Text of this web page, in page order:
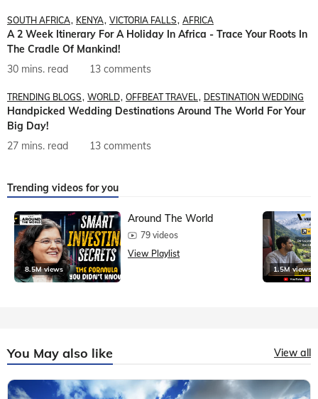
SOUTH AFRICA KENYA VICTORIA FALLS AFRICA
A 2 Week Itinerary For A Holiday In Africa - Trace Your Roots In
The Cradle Of Mankind!
30 mins. read
13 comments
TRENDING BLOGS WORLD OFFBEAT TRAVEL DESTINATION WEDDING
Handpicked Wedding Destinations Around The World For Your
Big Day!
27 mins. read
13 comments
Trending videos for you
8.5M views
Around The World
79 videos
View Playlist
1.5M views
You May also like View all